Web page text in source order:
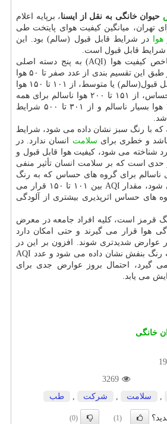
حیوان خانگی به نقل از ایسنا، برپایه اعلام
تهران، میانگین كیفیت هوای پایتخت طی
هوا در شرایط قابل قبول (سالم) بود. این
بر طبق این گزارش شاخص كیفیت هوا (AQI) به پنج دسته اصلی
تقسیم بندی می شود. بر طبق این تقسیم بندی از عدد صفر تا ۵۰ هوا
پاك، از ۵۱ تا ۱۰۰ هوا قابل قبول(سالم) یا متوسط، از ۱۰۱ تا ۱۵۰ هوا
ناسالم برای گروه های حساس، از ۱۵۱ تا ۲۰۰ هوا ناسالم برای همه
گروه ها، از ۲۰۱ تا ۳۰۰ هوا بسیار ناسالم و از ۳۰۱ تا ۵۰۰ شرایط
كه با رنگ سبز نشان داده می شود، شرایط
و خطری برای سلامت انسان ندارد. در
شناخته می شود، كیفیت هوا قابل قبول و
حدی است كه بر سلامت انسان تأثیر منفی
ناسالم برای گروه های حساس كه به رنگ
نارنجی نشانه گذاری می شود، مقدار AQI بین ۱۰۱ تا ۱۵۰ قرار می
های حساس اثرپذیری بیشتری از آلودگی
قرمز است، كلیه افراد جامعه در معرض
هوا قرار می گیرند و حتی امكان دارد
عوارض شدیدتری شوند. افزون بر این در
هوای بسیار ناسالم كه به رنگ بنفش نشان داده می شود و عدد AQI
تا ۳۰۰ قرار می گیرد، احتمال بروز عوارض جدی برای
می یابد.
خانگی
3269
سلامت شركت طب
(1)
(0)